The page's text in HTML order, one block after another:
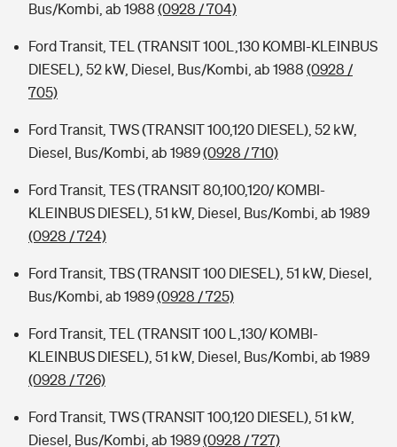
Bus/Kombi, ab 1988 (0928 / 704)
Ford Transit, TEL (TRANSIT 100L,130 KOMBI-KLEINBUS
DIESEL), 52 kW, Diesel, Bus/Kombi, ab 1988 (0928 /
705)
Ford Transit, TWS (TRANSIT 100,120 DIESEL), 52 kW,
Diesel, Bus/Kombi, ab 1989(0928 / 710)
Ford Transit, TES (TRANSIT 80,100,120/ KOMBI-
KLEINBUS DIESEL), 51 kW, Diesel, Bus/Kombi, ab 1989
(0928 / 724)
Ford Transit, TBS (TRANSIT 100 DIESEL), 51 kW, Diesel,
Bus/Kombi, ab 1989(0928 / 725)
Ford Transit, TEL (TRANSIT 100 L,130/ KOMBI-
KLEINBUS DIESEL), 51 kW, Diesel, Bus/Kombi, ab 1989
(0928 / 726)
Ford Transit, TWS (TRANSIT 100,120 DIESEL), 51 kW,
Diesel, Bus/Kombi, ab 1989(0928 / 727)